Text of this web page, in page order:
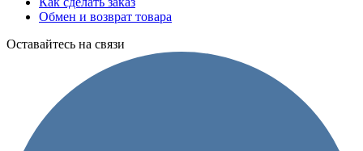
Обмен и возврат товара
Оставайтесь на связи